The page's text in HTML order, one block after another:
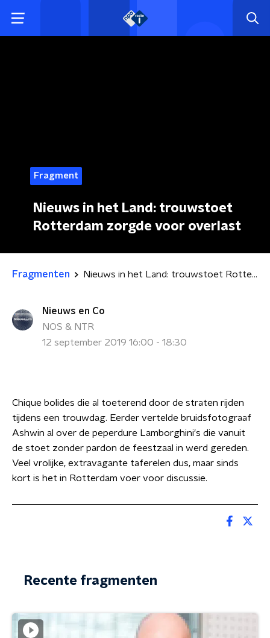
Fragment
Nieuws in het Land: trouwstoet
Rotterdam zorgde voor overlast
Fragmenten Nieuws in het Land: trouwstoet Rotterdam zorgde voor overlast
Nieuws en Co
NOS & NTR
12 september 2019 16:00 - 18:30
Chique bolides die al toeterend door de straten rijden
tijdens een trouwdag. Eerder vertelde bruidsfotograaf
Ashwin al over de peperdure Lamborghini's die vanuit
de stoet zonder pardon de feestzaal in werd gereden.
Veel vrolijke, extravagante taferelen dus, maar sinds
kort is het in Rotterdam voer voor discussie.
Recente fragmenten